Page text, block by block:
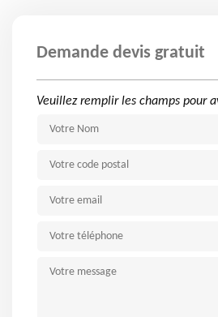
Demande devis gratuit
Veuillez remplir les champs pour